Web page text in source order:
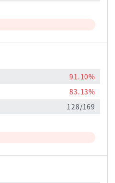
91.10%
83.13%
128/169